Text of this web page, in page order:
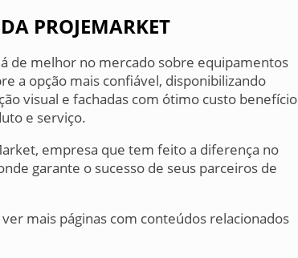
PROJEMARKET
de melhor no mercado sobre equipamentos
a opção mais confiável, disponibilizando
visual e fachadas com ótimo custo benefício
e serviço.
empresa que tem feito a diferença no
garante o sucesso de seus parceiros de
mais páginas com conteúdos relacionados